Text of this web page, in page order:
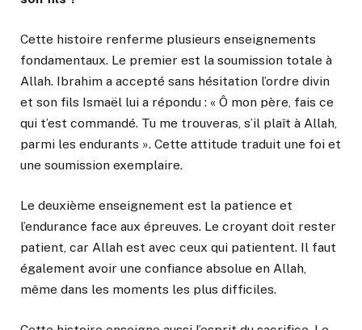
Cette histoire renferme plusieurs enseignements
fondamentaux. Le premier est la soumission totale à
Allah. Ibrahim a accepté sans hésitation l’ordre divin
et son fils Ismaël lui a répondu : « Ô mon père, fais ce
qui t’est commandé. Tu me trouveras, s’il plaît à Allah,
parmi les endurants ». Cette attitude traduit une foi et
une soumission exemplaire.
Le deuxième enseignement est la patience et
l’endurance face aux épreuves. Le croyant doit rester
patient, car Allah est avec ceux qui patientent. Il faut
également avoir une confiance absolue en Allah,
même dans les moments les plus difficiles.